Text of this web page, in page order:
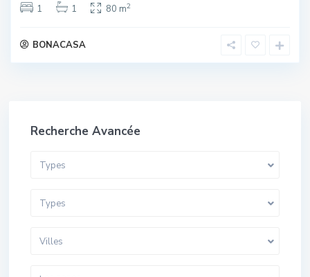
1
1 80 m2
BONACASA
Recherche Avancée
Types
Types
Villes